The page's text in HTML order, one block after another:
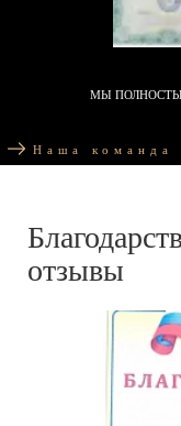
МЫ
Наша команда
отзывы